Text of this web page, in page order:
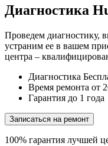
Диагностика
Проведем диагностику,
устраним ее в вашем
центра –
Диагностика
Время ремонта от
Гарантия до 1 года
Записаться на ремонт
100% гарантия лучшей